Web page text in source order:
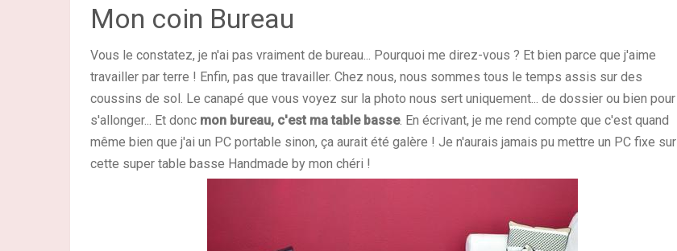
Mon coin Bureau
Vous le constatez, je n'ai pas vraiment de bureau... Pourquoi me direz-vous ? Et bien parce que j'aime
travailler par terre ! Enfin, pas que travailler. Chez nous, nous sommes tous le temps assis sur des
coussins de sol. Le canapé que vous voyez sur la photo nous sert uniquement... de dossier ou bien pour
s'allonger... Et donc mon bureau, c'est ma table basse. En écrivant, je me rend compte que c'est quand
même bien que j'ai un PC portable sinon, ça aurait été galère ! Je n'aurais jamais pu mettre un PC fixe sur
cette super table basse Handmade by mon chéri !